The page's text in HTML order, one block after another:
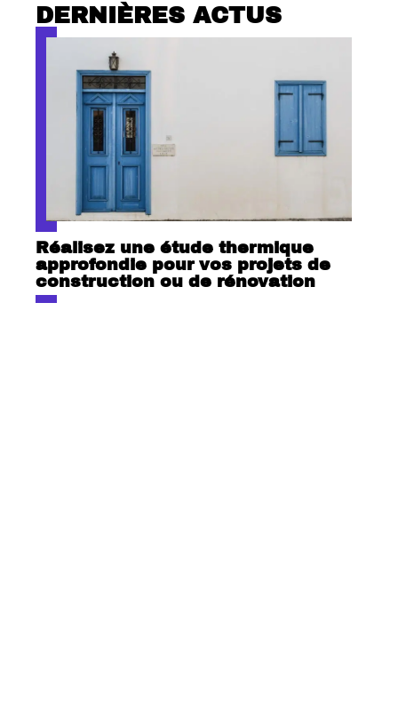
DERNIÈRES ACTUS
Réalisez une étude thermique
approfondie pour vos projets de
construction ou de rénovation